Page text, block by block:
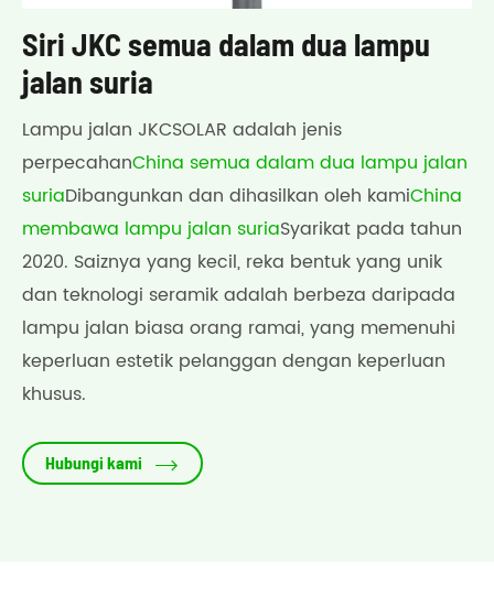
Siri JKC semua dalam dua lampu
jalan suria
Lampu jalan JKCSOLAR adalah jenis
perpecahanChina semua dalam dua lampu jalan
suriaDibangunkan dan dihasilkan oleh kamiChina
membawa lampu jalan suriaSyarikat pada tahun
2020. Saiznya yang kecil, reka bentuk yang unik
dan teknologi seramik adalah berbeza daripada
lampu jalan biasa orang ramai, yang memenuhi
keperluan estetik pelanggan dengan keperluan
khusus.
Hubungi kami 